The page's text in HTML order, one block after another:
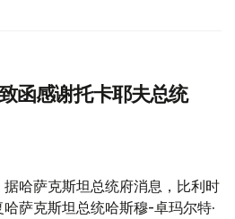
函感谢托卡耶夫总统
据哈萨克斯坦总统府消息，比利时
萨克斯坦总统哈斯穆-卓玛尔特·